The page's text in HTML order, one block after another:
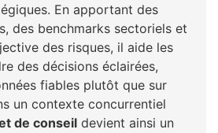
En apportant des
des benchmarks sectoriels et
des risques, il aide les
des décisions éclairées,
fiables plutôt que sur
un contexte concurrentiel
de conseil devient ainsi un